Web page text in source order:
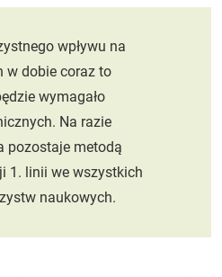
wpływu na
w dobie coraz to
wymagało
Na razie
pozostaje metodą
1. linii we wszystkich
naukowych.